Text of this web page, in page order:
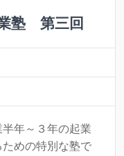
塾 第三回
年～３年の起業
めの特別な塾で